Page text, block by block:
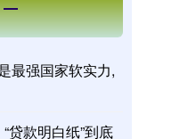
最强国家软实力,
贷款明白纸”到底